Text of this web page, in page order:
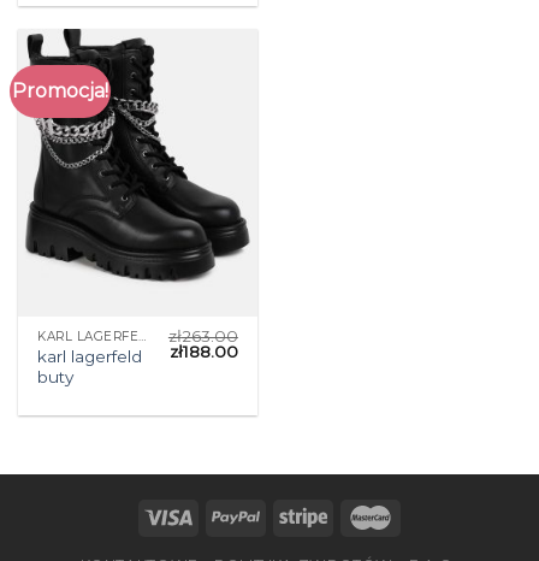
Promocja!
KARL LAGERFELD BUTY
karl lagerfeld
buty
zł263.00
zł188.00